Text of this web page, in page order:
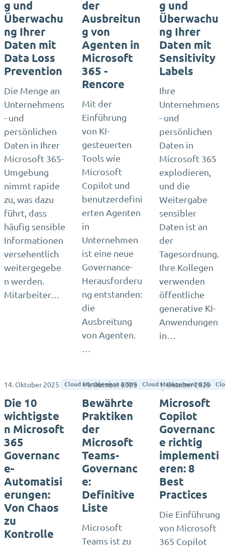
g und
Überwachu
ng Ihrer
Daten mit
Data Loss
Prevention
Die Menge an
Unternehmens
- und
persönlichen
Daten in Ihrer
Microsoft 365-
Umgebung
nimmt rapide
zu, was dazu
führt, dass
häufig sensible
Informationen
versehentlich
weitergegebe
n werden.
Mitarbeiter…
der
Ausbreitun
g von
Agenten in
Microsoft
365 -
Rencore
Mit der
Einführung
von KI-
gesteuerten
Tools wie
Microsoft
Copilot und
benutzerdefini
erten Agenten
in
Unternehmen
ist eine neue
Governance-
Herausforderu
ng entstanden:
die
Ausbreitung
von Agenten.
g und
Überwachu
ng Ihrer
Daten mit
Sensitivity
Labels
Ihre
Unternehmens
- und
persönlichen
Daten in
Microsoft 365
explodieren,
und die
Weitergabe
sensibler
Daten ist an
der
Tagesordnung.
Ihre Kollegen
verwenden
öffentliche
generative KI-
Anwendungen
in…
14. Oktober 2025 Cloud Management & Strategie Lee Sellen
Die 10
wichtigste
n Microsoft
365
Governanc
e-
Automatisi
erungen:
Von Chaos
zu
Kontrolle
14. Oktober 2025 Cloud Management &
Bewährte
Praktiken
der
Microsoft
Teams-
Governanc
e:
Definitive
Liste
Microsoft
Teams ist zu
1. Oktober 2025
Microsoft
Copilot
Governanc
e richtig
implementi
eren: 8
Best
Practices
Die Einführung
von Microsoft
365 Copilot